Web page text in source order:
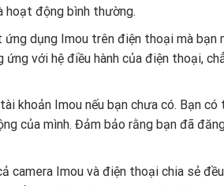
hoạt động bình thường.
dụng Imou trên điện thoại mà bạn
với hệ điều hành của điện thoại,
khoản Imou nếu bạn chưa có. Bạn
của mình. Đảm bảo rằng bạn đã
camera Imou và điện thoại chia sẻ